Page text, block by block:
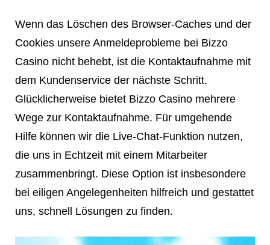
Wenn das Löschen des Browser-Caches und der
Cookies unsere Anmeldeprobleme bei Bizzo
Casino nicht behebt, ist die Kontaktaufnahme mit
dem Kundenservice der nächste Schritt.
Glücklicherweise bietet Bizzo Casino mehrere
Wege zur Kontaktaufnahme. Für umgehende
Hilfe können wir die Live-Chat-Funktion nutzen,
die uns in Echtzeit mit einem Mitarbeiter
zusammenbringt. Diese Option ist insbesondere
bei eiligen Angelegenheiten hilfreich und gestattet
uns, schnell Lösungen zu finden.